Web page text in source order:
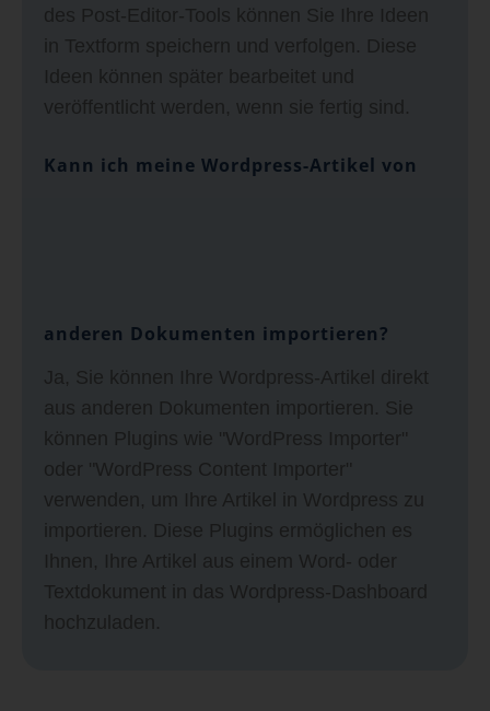
des Post-Editor-Tools können Sie Ihre Ideen
in Textform speichern und verfolgen. Diese
Ideen können später bearbeitet und
veröffentlicht werden, wenn sie fertig sind.
Kann ich meine Wordpress-Artikel von
anderen Dokumenten importieren?
Ja, Sie können Ihre Wordpress-Artikel direkt
aus anderen Dokumenten importieren. Sie
können Plugins wie "WordPress Importer"
oder "WordPress Content Importer"
verwenden, um Ihre Artikel in Wordpress zu
importieren. Diese Plugins ermöglichen es
Ihnen, Ihre Artikel aus einem Word- oder
Textdokument in das Wordpress-Dashboard
hochzuladen.